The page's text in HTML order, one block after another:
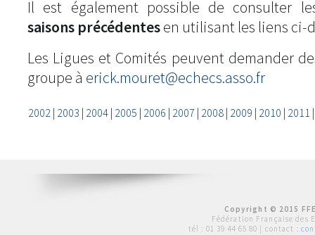
Il est également possible de consulter
saisons précédentesen utilisant les liens ci-
Les Ligues et Comités peuvent demander
groupe à erick.mouret@echecs.asso.fr
2002| 2003 | 2004| 2005 | 2006 | 2007 | 2008| 2009 | 2010 | 2011
Copyright © 2015
Fédération Française des
tél : 01 39 44 65 80 | contact :